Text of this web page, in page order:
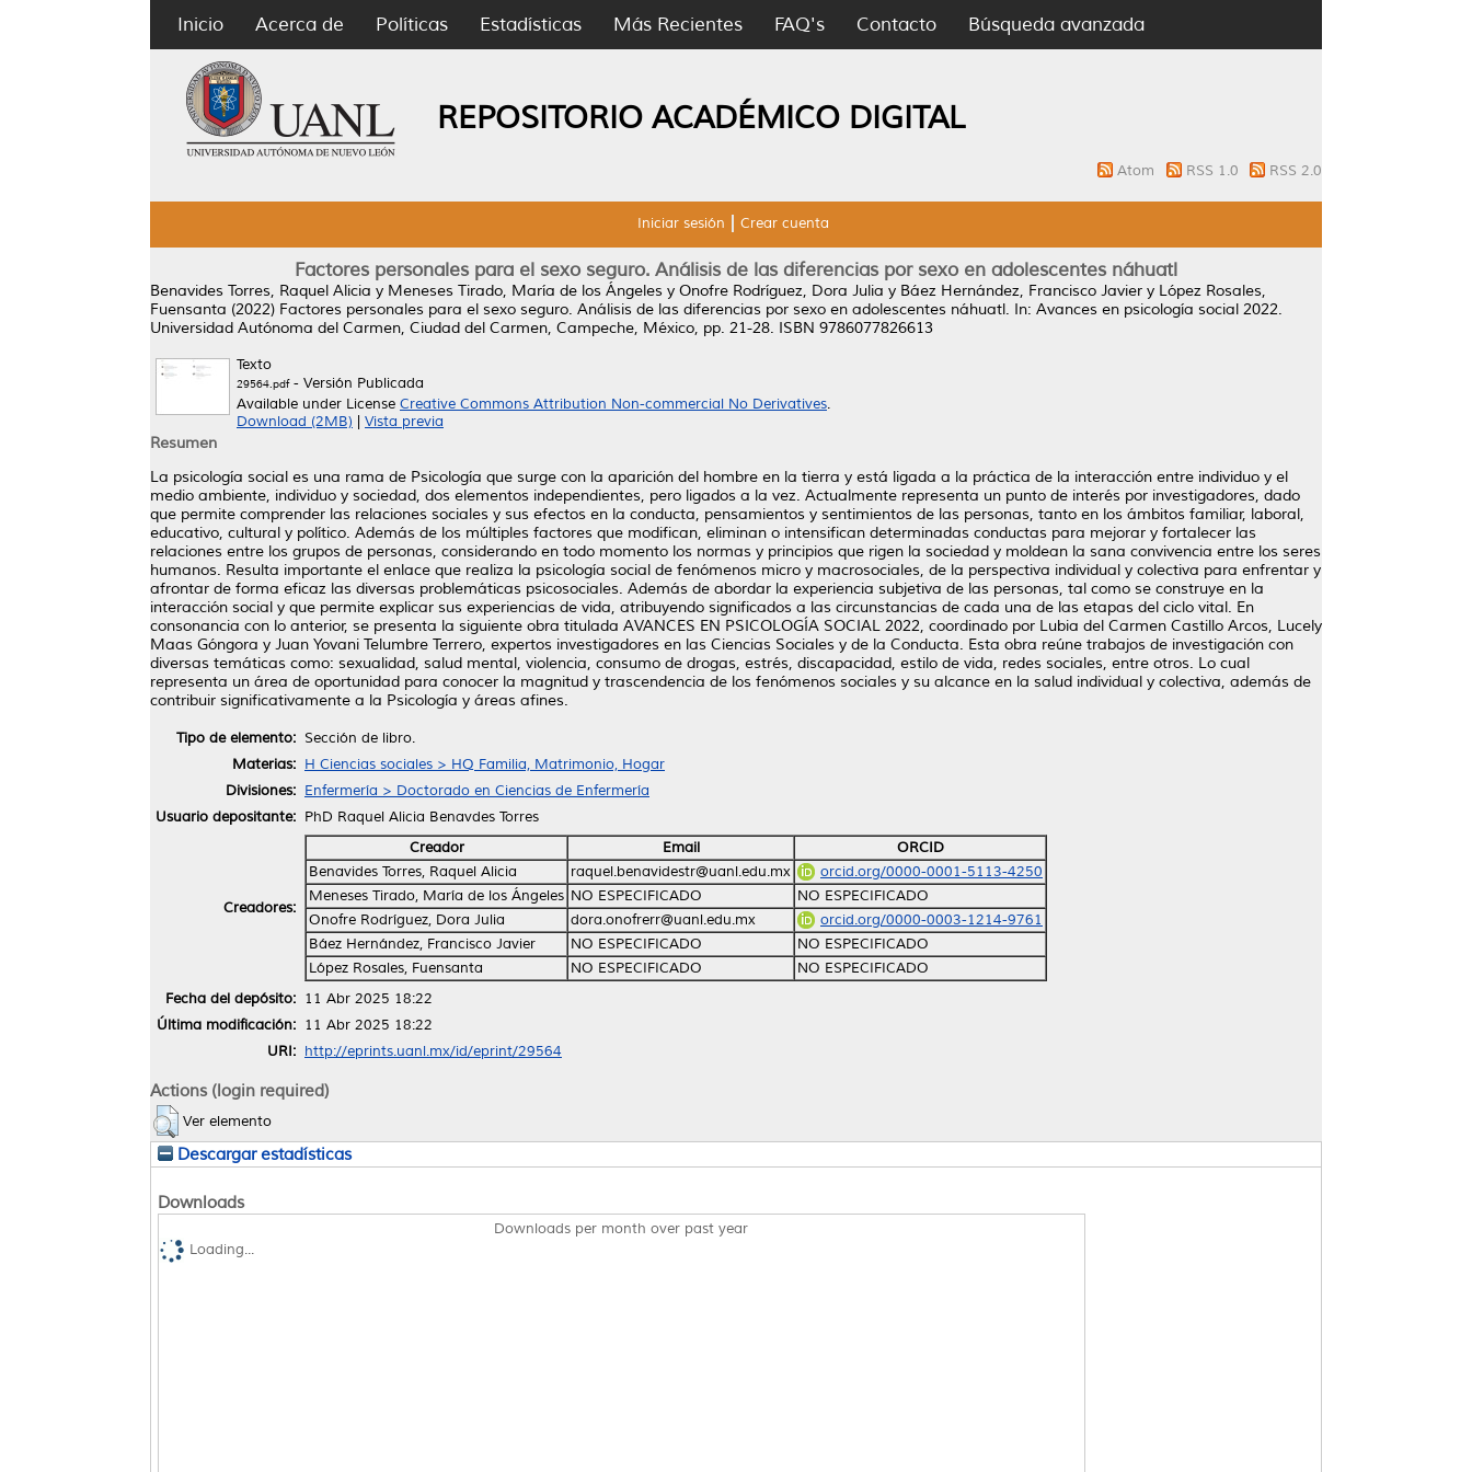
Inicio Acerca de Políticas Estadísticas Más Recientes FAQ's Contacto Búsqueda avanzada
REPOSITORIO ACADÉMICO DIGITAL
Atom RSS 1.0 RSS 2.0
Iniciar sesión Crear cuenta
Factores personales para el sexo seguro. Análisis de las diferencias por sexo en adolescentes náhuatl
Benavides Torres, Raquel Alicia y Meneses Tirado, María de los Ángeles y Onofre Rodríguez, Dora Julia y Báez Hernández, Francisco Javier y López Rosales,
Fuensanta (2022) Factores personales para el sexo seguro. Análisis de las diferencias por sexo en adolescentes náhuatl. In: Avances en psicología social 2022.
Universidad Autónoma del Carmen, Ciudad del Carmen, Campeche, México, pp. 21-28. ISBN 9786077826613
Texto
29564.pdf- Versión Publicada
Available under License Creative Commons Attribution Non-commercial No Derivatives.
Download (2MB)
Vista previa
Resumen
La psicología social es una rama de Psicología que surge con la aparición del hombre en la tierra y está ligada a la práctica de la interacción entre individuo y el
medio ambiente, individuo y sociedad, dos elementos independientes, pero ligados a la vez. Actualmente representa un punto de interés por investigadores, dado
que permite comprender las relaciones sociales y sus efectos en la conducta, pensamientos y sentimientos de las personas, tanto en los ámbitos familiar, laboral,
educativo, cultural y político. Además de los múltiples factores que modifican, eliminan o intensifican determinadas conductas para mejorar y fortalecer las
relaciones entre los grupos de personas, considerando en todo momento los normas y principios que rigen la sociedad y moldean la sana convivencia entre los seres
humanos. Resulta importante el enlace que realiza la psicología social de fenómenos micro y macrosociales, de la perspectiva individual y colectiva para enfrentar y
afrontar de forma eficaz las diversas problemáticas psicosociales. Además de abordar la experiencia subjetiva de las personas, tal como se construye en la
interacción social y que permite explicar sus experiencias de vida, atribuyendo significados a las circunstancias de cada una de las etapas del ciclo vital. En
consonancia con lo anterior, se presenta la siguiente obra titulada AVANCES EN PSICOLOGÍA SOCIAL 2022, coordinado por Lubia del Carmen Castillo Arcos, Lucely
Maas Góngora y Juan Yovani Telumbre Terrero, expertos investigadores en las Ciencias Sociales y de la Conducta. Esta obra reúne trabajos de investigación con
diversas temáticas como: sexualidad, salud mental, violencia, consumo de drogas, estrés, discapacidad, estilo de vida, redes sociales, entre otros. Lo cual
representa un área de oportunidad para conocer la magnitud y trascendencia de los fenómenos sociales y su alcance en la salud individual y colectiva, además de
contribuir significativamente a la Psicología y áreas afines.
Tipo de elemento: Sección de libro.
Materias: H Ciencias sociales > HQ Familia, Matrimonio, Hogar
Divisiones: Enfermería > Doctorado en Ciencias de Enfermería
Usuario depositante: PhD Raquel Alicia Benavdes Torres
Creadores:
Creador Email
ORCID
Benavides Torres, Raquel Alicia
raquel.benavidestr@uanl.edu.mx
orcid.org/0000-0001-5113-4250
Meneses Tirado, María de los Ángeles NO ESPECIFICADO
NO ESPECIFICADO
Onofre Rodríguez, Dora Julia
dora.onofrerr@uanl.edu.mx
orcid.org/0000-0003-1214-9761
Báez Hernández, Francisco Javier
NO ESPECIFICADO
NO ESPECIFICADO
López Rosales, Fuensanta
NO ESPECIFICADO
NO ESPECIFICADO
Fecha del depósito: 11 Abr 2025 18:22
Última modificación: 11 Abr 2025 18:22
URI: http://eprints.uanl.mx/id/eprint/29564
Actions (login required)
Ver elemento
Descargar estadísticas
Downloads
Downloads per month over past year
Loading...